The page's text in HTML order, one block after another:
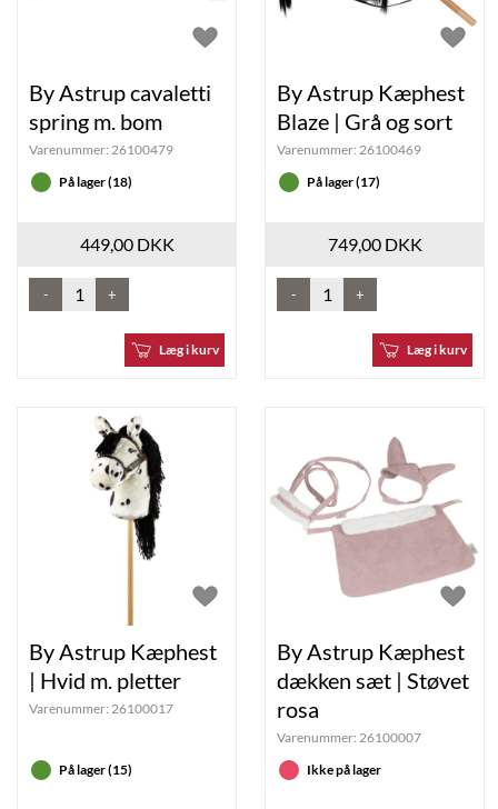
By Astrup cavaletti
spring m. bom
Varenummer: 26100479
På lager (18)
449,00 DKK
- +
Læg i kurv
By Astrup Kæphest
Blaze | Grå og sort
Varenummer: 26100469
På lager (17)
749,00 DKK
- +
Læg i kurv
By Astrup Kæphest
| Hvid m. pletter
Varenummer: 26100017
På lager (15)
By Astrup Kæphest
dækken sæt | Støvet
rosa
Varenummer: 26100007
Ikke på lager